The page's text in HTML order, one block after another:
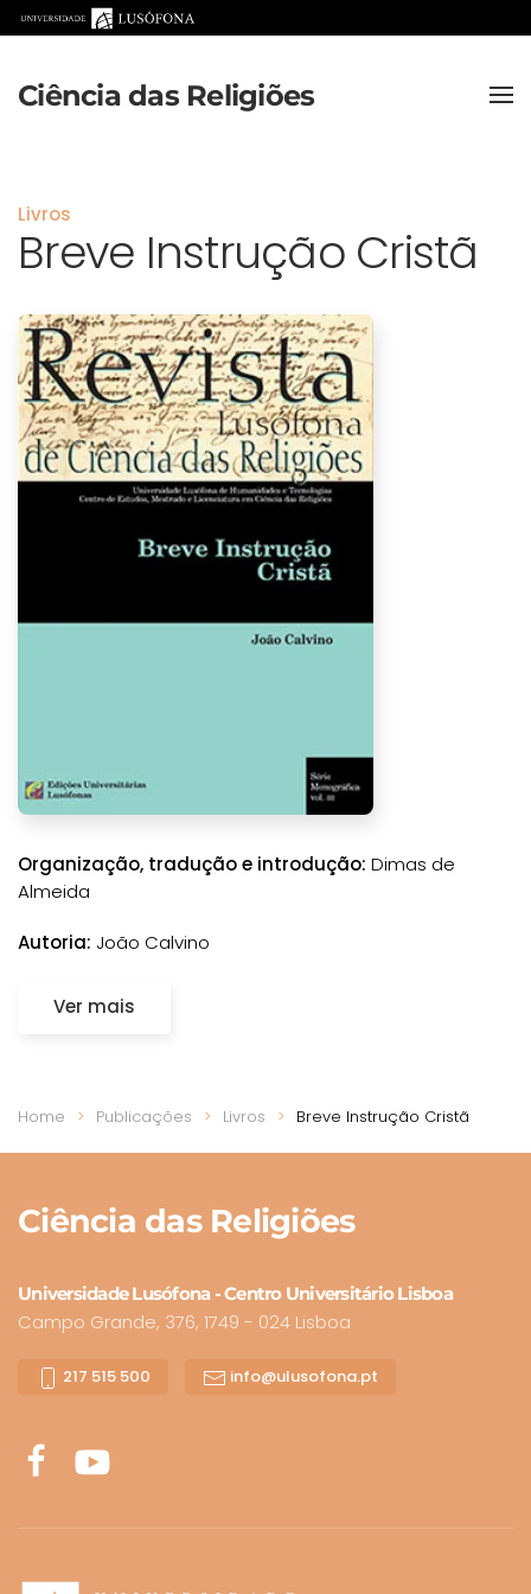
Ciência das Religiões
Livros
Breve Instrução Cristã
Organização, tradução e introdução: Dimas de
Almeida
Autoria: João Calvino
Ver mais
Home Publicações Livros Breve Instrução Cristã
Ciência das Religiões
Universidade Lusófona - Centro Universitário Lisboa
Campo Grande, 376, 1749 - 024 Lisboa
217 515 500 info@ulusofona.pt